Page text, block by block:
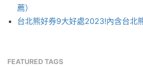
薦）
台北熊好券9大好處2023!內含台北
FEATURED TAGS